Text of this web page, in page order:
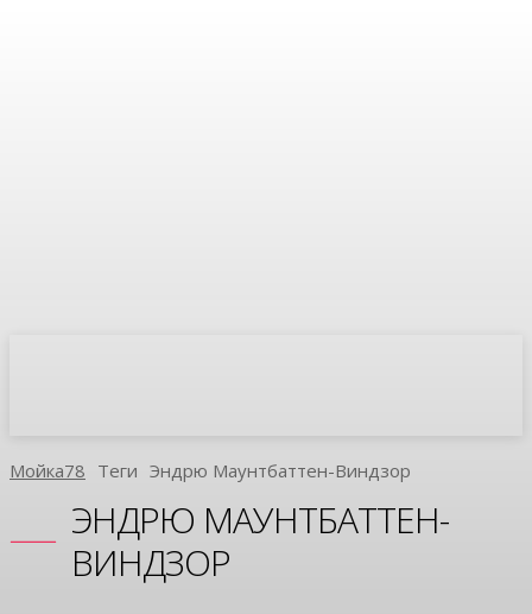
Мойка78 Теги Эндрю Маунтбаттен-Виндзор
ЭНДРЮ МАУНТБАТТЕН-
ВИНДЗОР